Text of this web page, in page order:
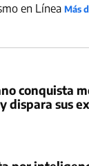
en LíneaMás
conquista
dispara sus